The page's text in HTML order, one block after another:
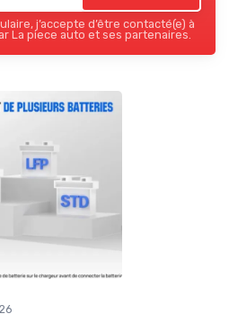
j’accepte d’être contacté(e) à
La piece auto et ses partenaires.